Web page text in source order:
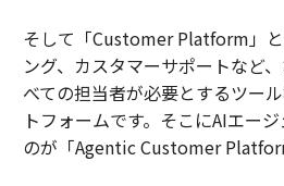
そして「Customer Platform」
ング、カスタマーサポートなど
べての担当者が必要とするツー
トフォームです。そこにAIエー
のが「Agentic Customer